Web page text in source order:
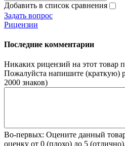
Добавить в список сравнения
Задать вопрос
Рицензии
Последние комментарии
Никаких рицензий на этот товар
Пожалуйста напишите (краткую)
2000 знаков)
Во-первых: Оцените данный
оценку от 0 (плохо) до 5 (отлично).